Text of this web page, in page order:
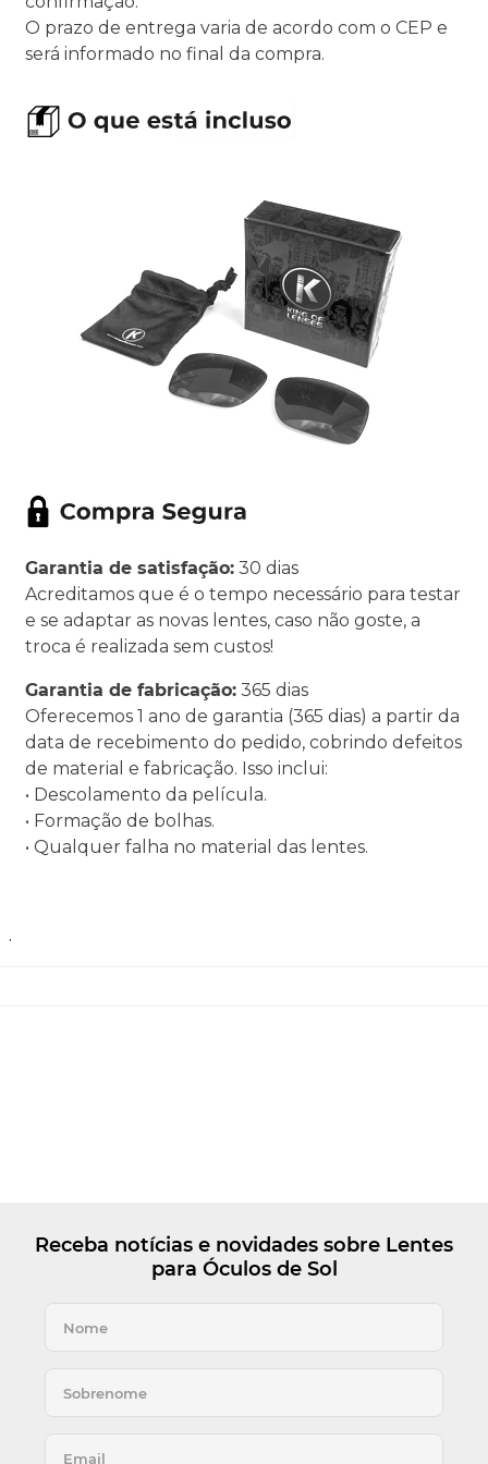
O prazo de entrega varia de acordo com o CEP e
será informado no final da compra.
Garantia de satisfação: 30 dias
Acreditamos que é o tempo necessário para testar
e se adaptar as novas lentes, caso não goste, a
troca é realizada sem custos!
Garantia de fabricação: 365 dias
Oferecemos 1 ano de garantia (365 dias) a partir da
data de recebimento do pedido, cobrindo defeitos
de material e fabricação. Isso inclui:
• Descolamento da película.
• Formação de bolhas.
• Qualquer falha no material das lentes.
.
Receba notícias e novidades sobre Lentes
para Óculos de Sol